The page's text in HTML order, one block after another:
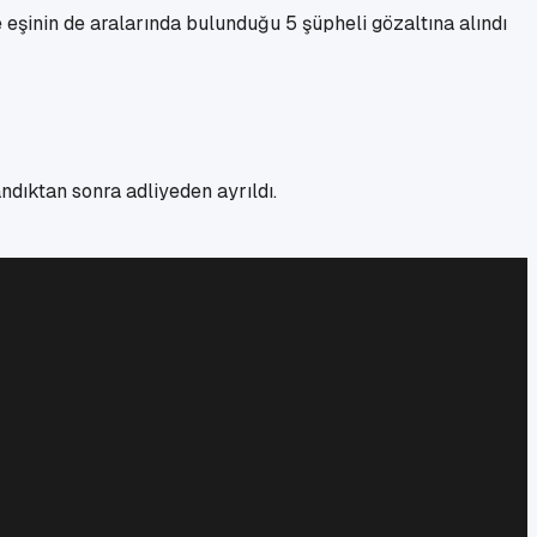
de aralarında bulunduğu 5 şüpheli gözaltına alındı
sonra adliyeden ayrıldı.